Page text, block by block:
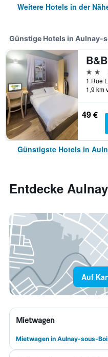
Weitere Hotels in der
Günstige Hotels in Aulnay-
2
1,9 km
49 €
Günstigste Hotels in
Entdecke
Auf
Mietwagen
Mietwagen in Aulnay-sous-